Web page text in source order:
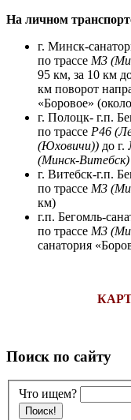
На личном
г. Минск-
по трассе М3
95 км, за 10 км
км поворот
«Боровое»
г. Полоцк- г.п.
по трассе Р46
(Юховичи)) до г.
(Минск-Витебск)
г. Витебск-г.п.
по трассе М3
км)
г.п. Бегомль-
по трассе М3
санатория
Поиск по сайту
Что ищем?